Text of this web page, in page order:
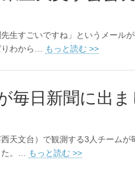
生すごいですね」というメール
りわから… もっと読む >>
毎日新聞に出ま
天文台）で観測する3人チームが
た。… もっと読む >>